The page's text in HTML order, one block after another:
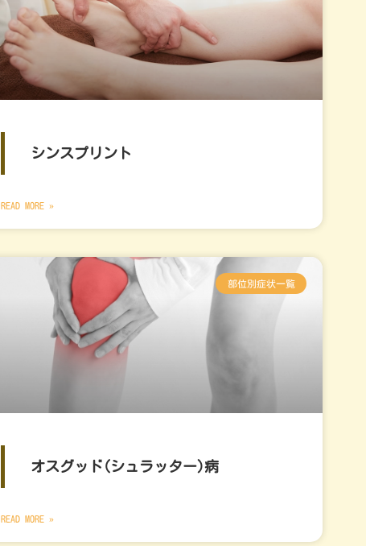
シンスプリント
READ MORE »
部位別症状一覧
オスグッド(シュラッター)病
READ MORE »